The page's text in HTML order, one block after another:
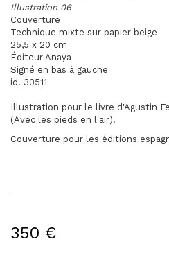
Illustration 06
Couverture
Technique mixte sur papier beige
25,5 x 20 cm
Éditeur Anaya
Signé en bas à gauche
id. 30511
Illustration pour le livre d'Agustin
(Avec les pieds en l'air).
Couverture pour les éditions
350 €